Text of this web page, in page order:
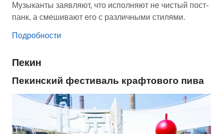
Музыканты заявляют, что исполняют не чистый пост-
панк, а смешивают его с различными стилями.
Подробности
Пекин
Пекинский фестиваль крафтового пива